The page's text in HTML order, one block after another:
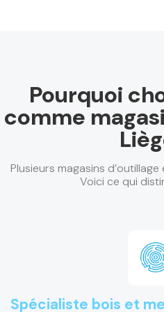
Pourquoi
comme
Plusieurs magasins
Voici ce qui
Spécialiste bois et